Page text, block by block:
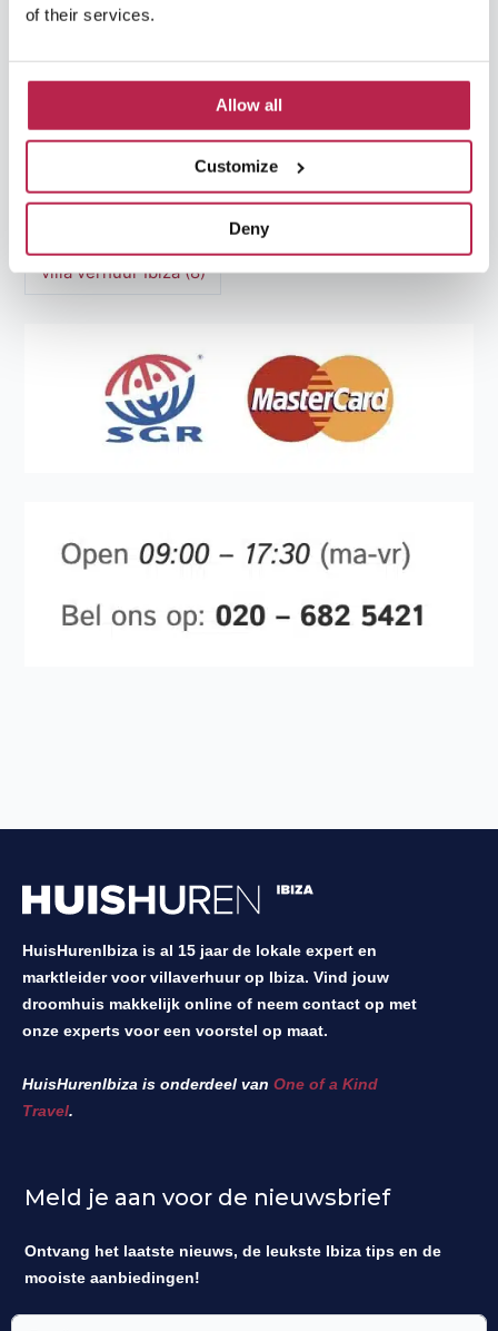
of their services.
Allow all
Customize
Deny
Santa Gertrudis(5) Sa Pedrera(5)
Sa Pedrera de Cala d'Hort(5)
(8)
(19)
villa verhuur Ibiza(8)
HuisHurenIbiza is al 15 jaar de lokale expert en
marktleider voor villaverhuur op Ibiza. Vind jouw
droomhuis makkelijk online of neem contact op met
onze experts voor een voorstel op maat.
HuisHurenIbiza is onderdeel van One of a Kind
Travel.
Meld je aan voor de nieuwsbrief
Ontvang het laatste nieuws, de leukste Ibiza tips en de
mooiste aanbiedingen!